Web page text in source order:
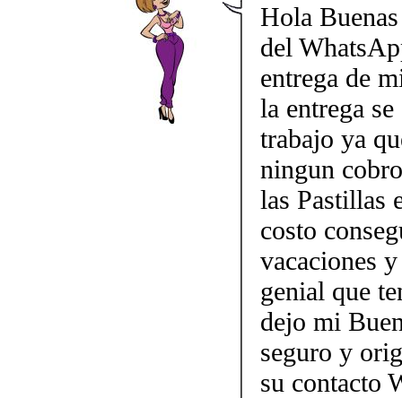
Hola
del
entrega de
la entrega
trabajo ya
ningun
las Pastillas
costo
vacaciones
genial que
dejo mi
seguro y
su contacto